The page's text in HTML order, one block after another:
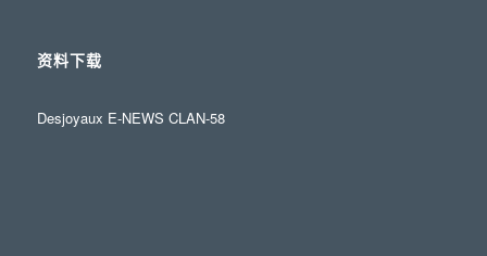
资料下载
Desjoyaux E-NEWS CLAN-58